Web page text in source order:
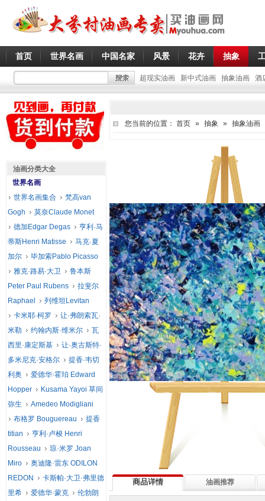
首页 世界名画 中国名家 风景 花卉 抽象
超现实油画 新中式油画 抽象油画 酒
您当前的位置： 首页 » 抽象 » 抽象油画
商品详情 油画推荐
油画分类大全
世界名画
世界名画集合
梵高van
Gogh
莫奈Claude Monet
德加Edgar Degas
亨利·马
蒂斯Henri Matisse
马克·夏
加尔
毕加索Pablo Picasso
雅克·路易·大卫
鲁本斯
Peter Paul Rubens
拉斐尔
Raphael
列维坦Levitan
卡米耶·柯罗
让·弗朗索瓦·
米勒
约翰内斯·维米尔
瓦
西里·康定斯基
让·奥古斯特·
多米尼克·安格尔
提香·韦切
利奥
爱德华·霍珀 Edward
Hopper
Kusama Yayoi 草间
弥生
Amedeo Modigliani
布格罗 Bouguereau
提香
titian
亨利·卢梭 Henri
Rousseau
琼·米罗 Joan
Miro
奥迪隆·雷东 ODILON
REDON
卡斯帕·大卫·弗里德
里希
爱德华·蒙克
伦勃朗